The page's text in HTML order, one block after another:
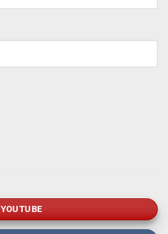
YOUTUBE